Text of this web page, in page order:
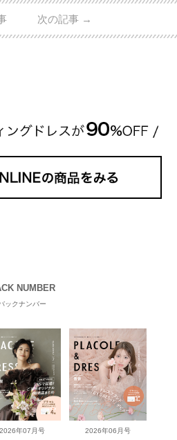
ブランドまで幅広くご紹介。 さらに、
る芸能人夫婦 ・リングの特徴や魅力 ・
次の記事 →
NUMBER
ックナンバー
2026年07月号 2026年06月号